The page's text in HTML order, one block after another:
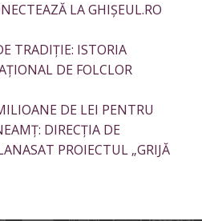
LA GHIȘEUL.RO
TRADIȚIE: ISTORIA
DE FOLCLOR
DE LEI PENTRU
DIRECȚIA DE
PROIECTUL „GRIJĂ